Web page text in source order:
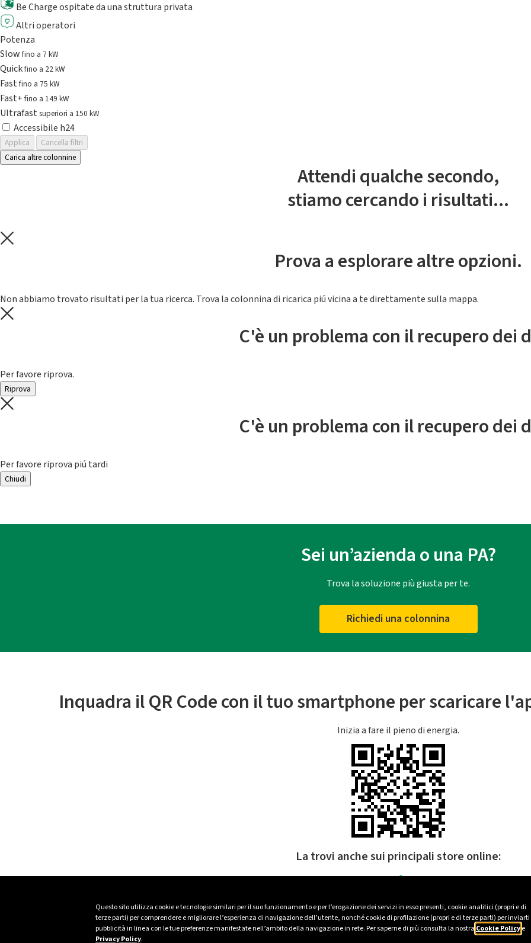
Questo sito utilizza cookie e tecnologie similari per il suo funzionamento e per l’erogazione dei servizi in esso presenti, cookie analitici (propri e di
terze parti) per comprendere e migliorare l’esperienza di navigazione dell’utente, nonché cookie di profilazione (propri e di terze parti) per inviarti
pubblicità in linea con le tue preferenze manifestate nell’ambito della navigazione in rete. Per saperne di più consulta la nostra Cookie Policye
Privacy Policy.
Be Charge ospitate da una struttura privata
Altri operatori
Potenza
Slowfino a 7 kW
Quickfino a 22 kW
Fastfino a 75 kW
Fast+fino a 149 kW
Ultrafast superiori a 150 kW
Accessibile h24
Applica
Cancella filtri
Carica altre colonnine
Attendi qualche secondo,
stiamo cercando i risultati...
Prova a esplorare altre opzioni.
Non abbiamo trovato risultati per la tua ricerca. Trova la colonnina di ricarica piú vicina a te direttamente sulla mappa.
C'è un problema con il recupero dei
Per favore riprova.
Riprova
C'è un problema con il recupero dei
Per favore riprova piú tardi
Chiudi
Sei un’azienda o una PA?
Trova la soluzione più giusta per te.
Richiedi una colonnina
Inquadra il QR Code con il tuo smartphone per scaricare
Inizia a fare il pieno di energia.
La trovi anche sui principali store online: